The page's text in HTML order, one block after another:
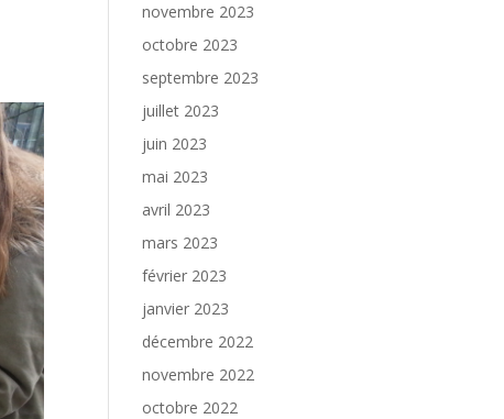
novembre 2023
octobre 2023
septembre 2023
juillet 2023
juin 2023
mai 2023
avril 2023
mars 2023
février 2023
janvier 2023
décembre 2022
novembre 2022
octobre 2022